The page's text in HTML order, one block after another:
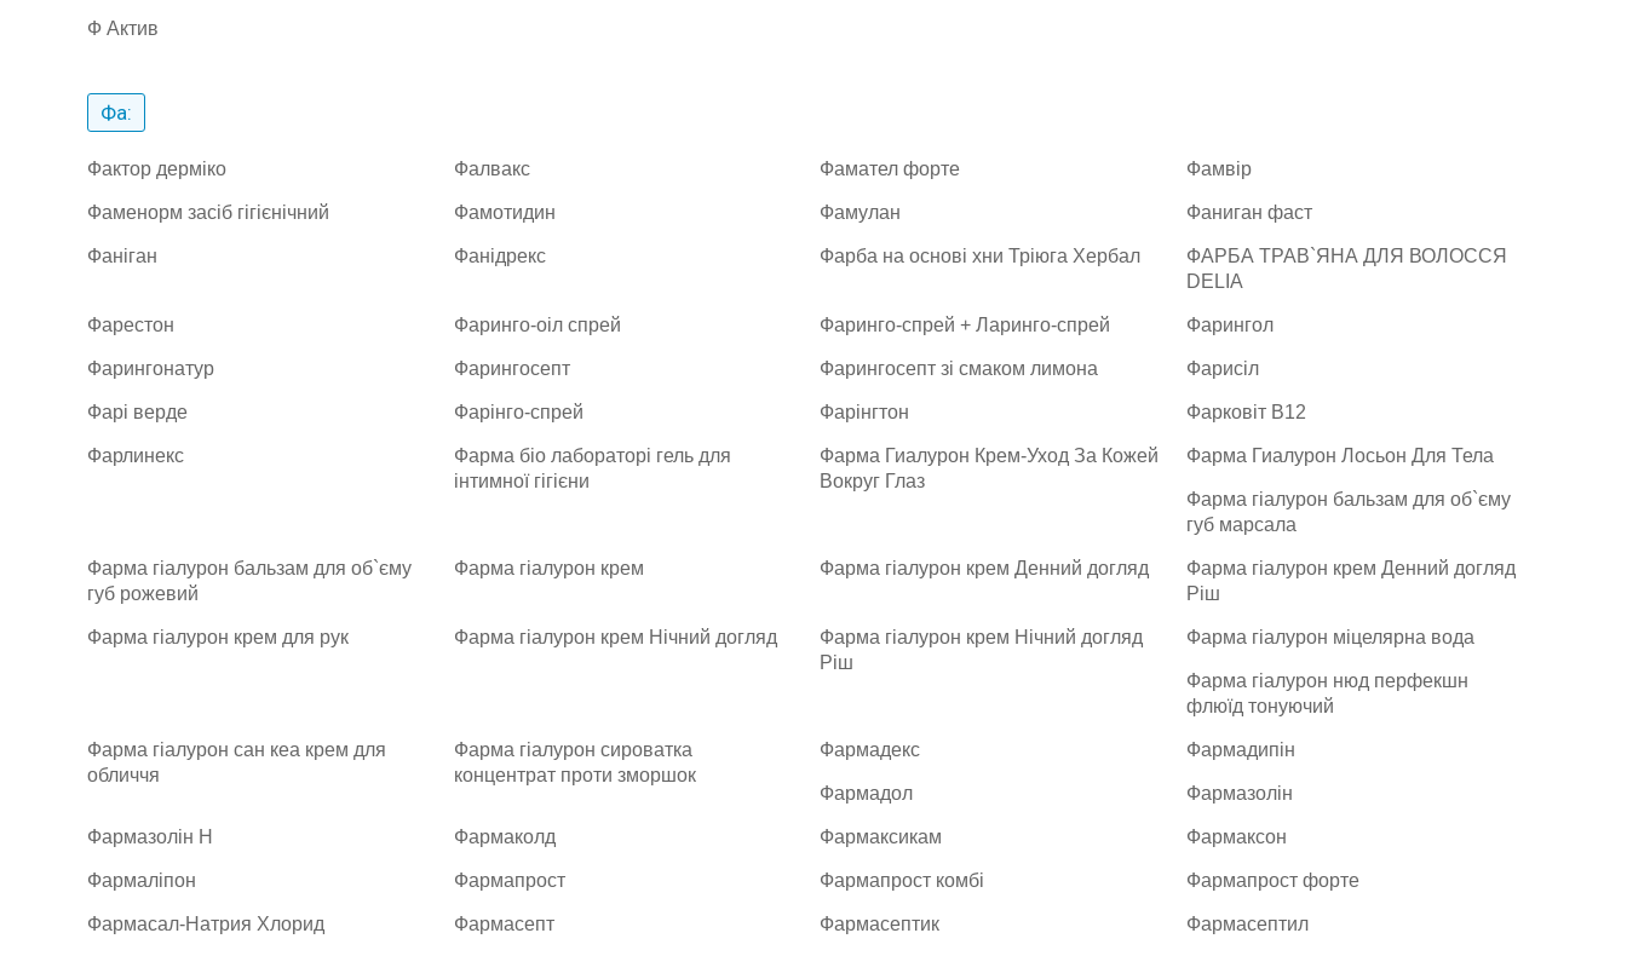
Ф Актив
Фа:
Фактор дерміко Фалвакс Фамател форте Фамвір
Фаменорм засіб гігієнічний Фамотидин Фамулан Фаниган фаст
Фаніган Фанідрекс Фарба на основі хни Тріюга Хербал
ФАРБА ТРАВ`ЯНА ДЛЯ ВОЛОССЯ
DELIA
Фарестон Фаринго-оіл спрей Фаринго-спрей + Ларинго-спрей Фарингол
Фарингонатур Фарингосепт Фарингосепт зі смаком лимона Фарисіл
Фарі верде Фарінго-спрей Фарінгтон Фарковіт В12
Фарлинекс
Фарма біо лабораторі гель для
інтимної гігієни
Фарма Гиалурон Крем-Уход За Кожей
Вокруг Глаз
Фарма Гиалурон Лосьон Для Тела
Фарма гіалурон бальзам для об`єму
губ марсала
Фарма гіалурон бальзам для об`єму
губ рожевий
Фарма гіалурон крем Фарма гіалурон крем Денний догляд
Фарма гіалурон крем Денний догляд
Ріш
Фарма гіалурон крем для рук Фарма гіалурон крем Нічний догляд
Фарма гіалурон крем Нічний догляд
Ріш
Фарма гіалурон міцелярна вода
Фарма гіалурон нюд перфекшн
флюїд тонуючий
Фарма гіалурон сан кеа крем для
обличчя
Фарма гіалурон сироватка
концентрат проти зморшок
Фармадекс Фармадипін
Фармадол Фармазолін
Фармазолін Н Фармаколд Фармаксикам Фармаксон
Фармаліпон Фармапрост Фармапрост комбі Фармапрост форте
Фармасал-Натрия Хлорид Фармасепт Фармасептик Фармасептил